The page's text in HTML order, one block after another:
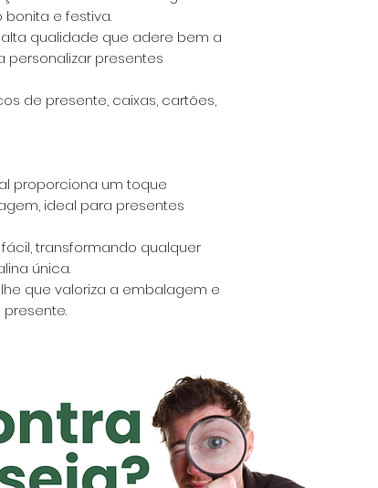
bonita e festiva.
qualidade que adere bem a
personalizar presentes
de presente, caixas, cartões,
proporciona um toque
ideal para presentes
transformando qualquer
única.
que valoriza a embalagem e